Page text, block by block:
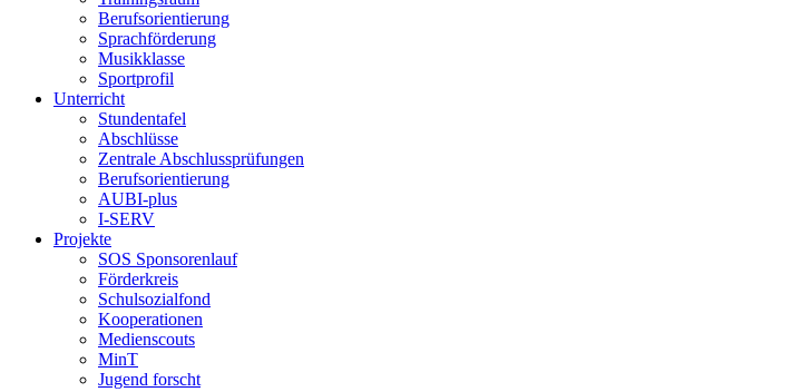
Berufsorientierung
Sprachförderung
Musikklasse
Sportprofil
Unterricht
Stundentafel
Abschlüsse
Zentrale Abschlussprüfungen
Berufsorientierung
AUBI-plus
I-SERV
Projekte
SOS Sponsorenlauf
Förderkreis
Schulsozialfond
Kooperationen
Medienscouts
MinT
Jugend forscht